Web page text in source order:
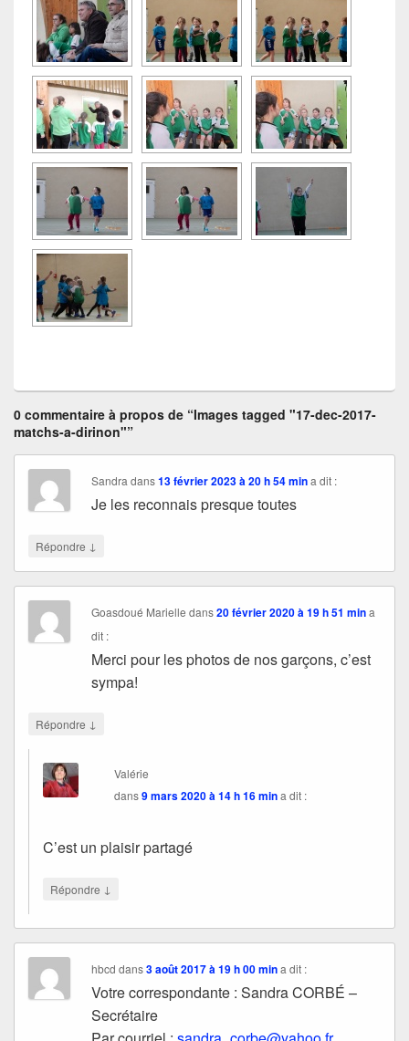
0 commentaire à propos de “Images tagged "17-dec-2017-
matchs-a-dirinon"”
Sandra dans13 février 2023 à 20 h 54 min a dit :
Je les reconnais presque toutes
Répondre ↓
Goasdoué Marielle dans20 février 2020 à 19 h 51 min a
dit :
Merci pour les photos de nos garçons, c’est
sympa!
Répondre ↓
Valérie
dans9 mars 2020 à 14 h 16 mina dit :
C’est un plaisir partagé
Répondre ↓
hbcd dans3 août 2017 à 19 h 00 min a dit :
Votre correspondante : Sandra CORBÉ –
Secrétaire